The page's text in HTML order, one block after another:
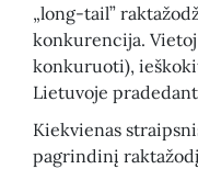
„long-tail”
konkurencija. Vietoj
konkuruoti),
Lietuvoje
Kiekvienas
pagrindinį